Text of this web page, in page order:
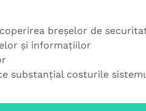
breșelor de
și informațiilor
substanțial costurile